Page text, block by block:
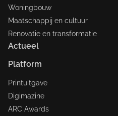
Woningbouw
Maatschappij en cultuur
Renovatie en transformatie
Actueel
Platform
Printuitgave
Digimazine
ARC Awards